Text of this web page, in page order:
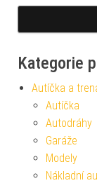
Kategorie
Autíčka a
Autíčka
Autodráhy
Garáže
Modely
Nákladní